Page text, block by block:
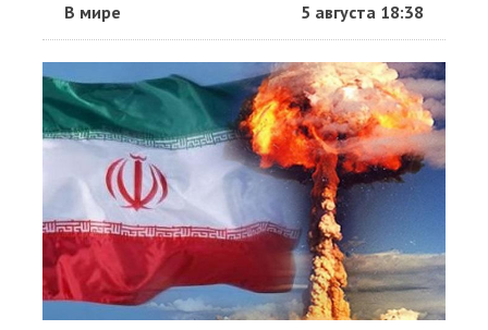
В мире 5 августа 18:38